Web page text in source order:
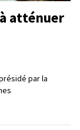
atténuer
par la